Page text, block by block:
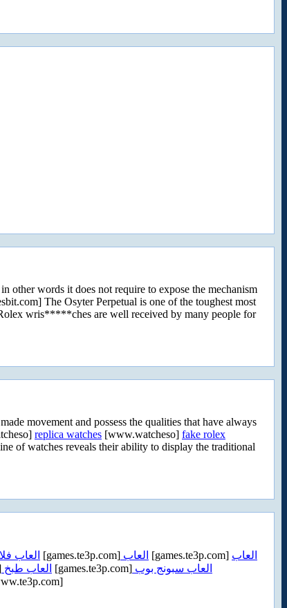
other words it does not require to expose the mechanism
The Osyter Perpetual is one of the toughest most
wris*****ches are well received by many people for
movement and possess the qualities that have always
replica watches [www.watcheso] fake rolex
of watches reveals their ability to display the traditional
العاب [games.te3p.com] العاب [games.te3p.com] العاب
العاب طبخ [games.te3p.com] العاب سبونج بوب